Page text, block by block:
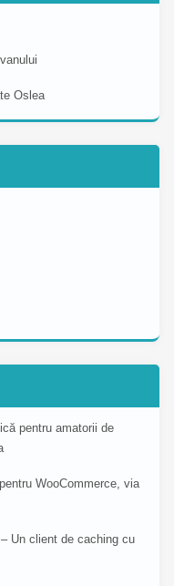
Oslea
pentru amatorii de
WooCommerce, via
Un client de caching cu